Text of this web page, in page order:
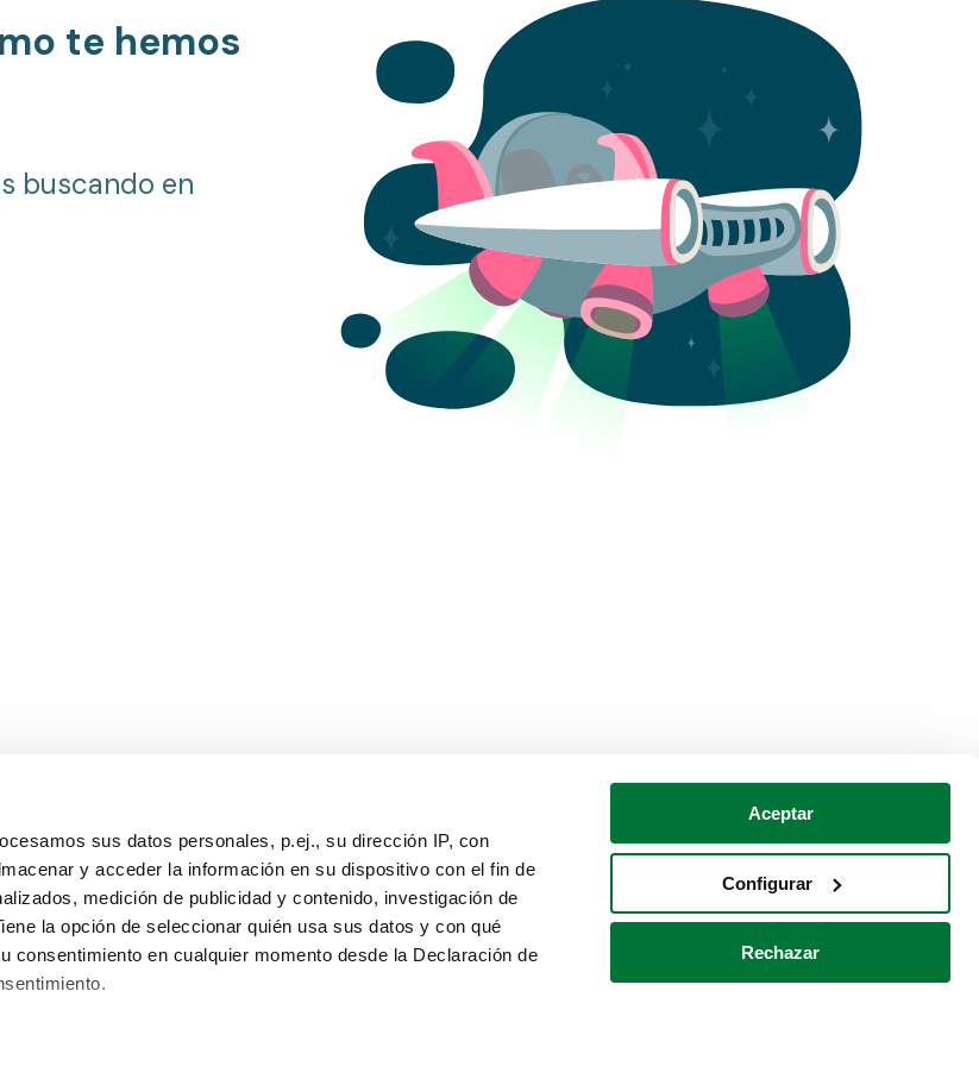
sus datos personales, p.ej., su dirección IP, con
y acceder la información en su dispositivo con el fin de
medición de publicidad y contenido, investigación de
la opción de seleccionar quién usa sus datos y con qué
consentimiento en cualquier momento desde la Declaración de
Aceptar
Configurar
Rechazar
te hemos
buscando en